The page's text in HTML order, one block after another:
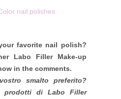
nail polishes
favorite nail polish?
Labo Filler Make-up
in the comments.
smalto preferito?
prodotti di Labo Filler